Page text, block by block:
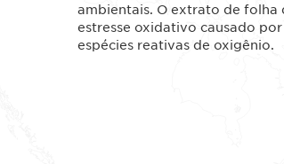
ambientais. O extrato de
estresse oxidativo causado
espécies reativas de oxigênio.